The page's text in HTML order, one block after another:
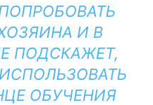
И В
ПОДСКАЖЕТ,
ОБУЧЕНИЯ